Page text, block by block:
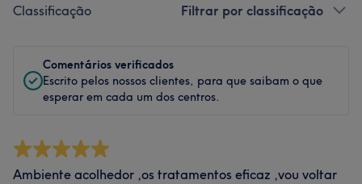
Classificação Filtrar por classificação
Comentários verificados
Escrito pelos nossos clientes, para que saibam o que
esperar em cada um dos centros.
Ambiente acolhedor ,os tratamentos eficaz ,vou voltar